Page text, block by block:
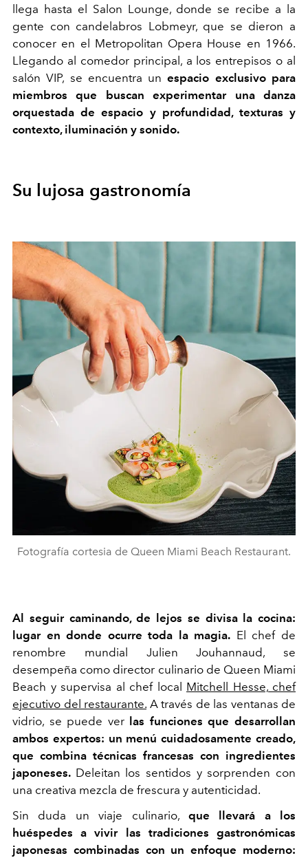
llega hasta el Salon Lounge, donde se recibe a la
gente con candelabros Lobmeyr, que se dieron a
conocer en el Metropolitan Opera House en 1966.
Llegando al comedor principal, a los entrepisos o al
salón VIP, se encuentra unespacio exclusivo para
miembros que buscan experimentar una danza
orquestada de espacio y profundidad, texturas y
contexto, iluminación y sonido.
Su lujosa gastronomía
Fotografía cortesia de Queen Miami Beach Restaurant.
Al seguir caminando, de lejos se divisa la cocina:
lugar en donde ocurre toda la magia. El chef de
renombre mundial Julien Jouhannaud, se
desempeña como director culinario de Queen Miami
Beach y supervisa al chef local Mitchell Hesse, chef
ejecutivo del restaurante. A través de las ventanas de
vidrio, se puede ver las funciones que desarrollan
ambos expertos: un menú cuidadosamente creado,
que combina técnicas francesas con ingredientes
japoneses. Deleitan los sentidos y sorprenden con
una creativa mezcla de frescura y autenticidad.
Sin duda un viaje culinario, que llevará a los
huéspedes a vivir las tradiciones gastronómicas
japonesas combinadas con un enfoque moderno: